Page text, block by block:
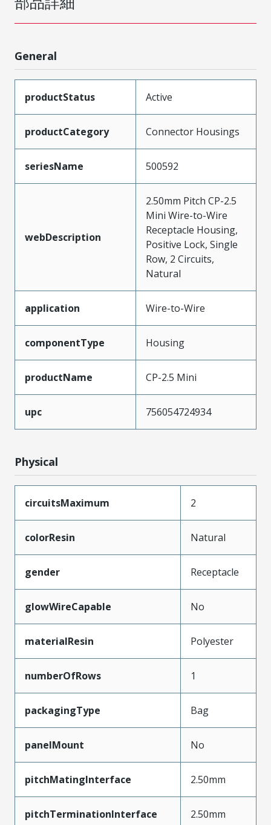
General
productStatus Active
productCategory Connector Housings
seriesName 500592
webDescription
2.50mm Pitch CP-2.5
Mini Wire-to-Wire
Receptacle Housing,
Positive Lock, Single
Row, 2 Circuits,
Natural
application Wire-to-Wire
componentType Housing
productName CP-2.5 Mini
upc 756054724934
Physical
circuitsMaximum 2
colorResin Natural
gender Receptacle
glowWireCapable No
materialResin Polyester
numberOfRows 1
packagingType Bag
panelMount No
pitchMatingInterface 2.50mm
pitchTerminationInterface 2.50mm